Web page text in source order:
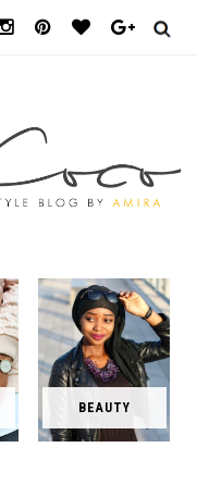
BEAUTY